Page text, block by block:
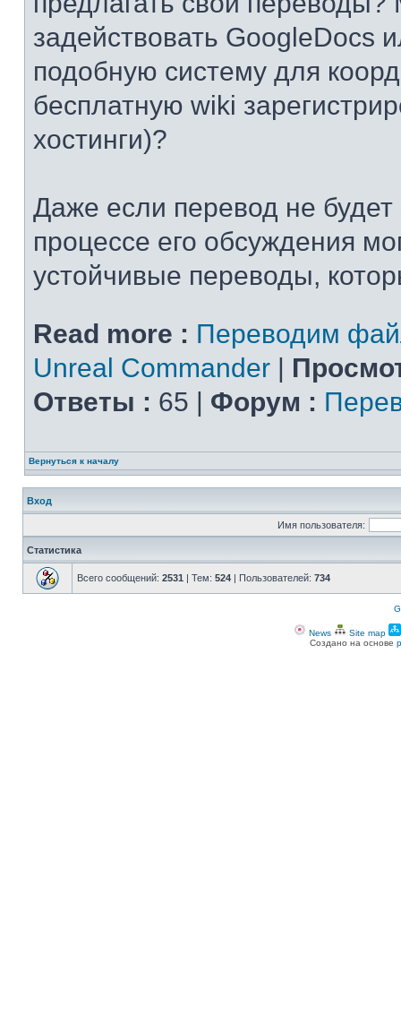
задействовать GoogleDocs
подобную систему для
бесплатную wiki
хостинги)?
Даже если перевод не
процессе его обсуждения
устойчивые переводы,
Read more : Переводим
Unreal Commander |
Ответы : 65 | Форум :
Вернуться к началу
Вход
Имя пользователя:
Статистика
Всего сообщений: 2531 | Тем: 524 | Пользователей: 734
News Site map
Создано на основе